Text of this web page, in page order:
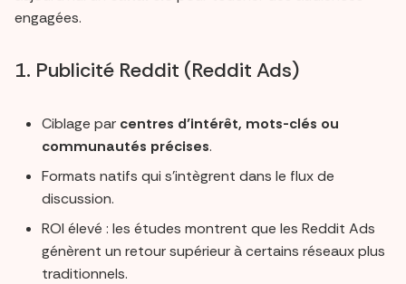
engagées.
1. Publicité Reddit (Reddit Ads)
Ciblage par centres d’intérêt, mots-clés ou
communautés précises.
Formats natifs qui s’intègrent dans le flux de
discussion.
ROI élevé : les études montrent que les Reddit Ads
génèrent un retour supérieur à certains réseaux plus
traditionnels.